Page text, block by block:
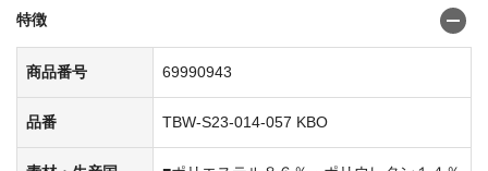
特徴
商品番号 69990943
品番 TBW-S23-014-057 KBO